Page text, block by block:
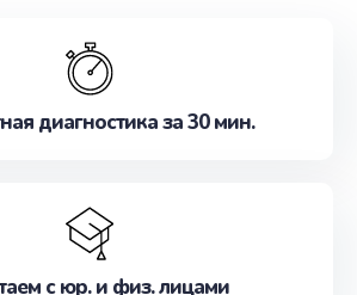
Не медлите записаться на
диагностика за 30 мин.
с юр. и физ. лицами